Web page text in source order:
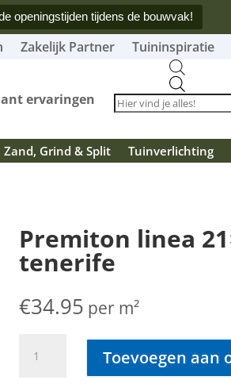
openingstijden tijdens de bouwvak!
Zakelijk Partner Tuininspiratie
ervaringen
Producten
zoeken
Zand, Grind & Split Tuinverlichting
Premiton linea
tenerife
€34.95 per m²
linea
Toevoegen aan